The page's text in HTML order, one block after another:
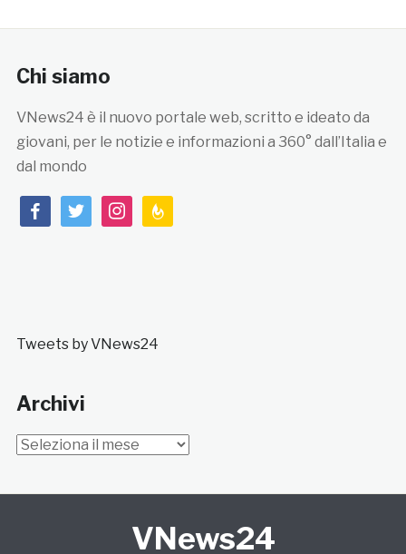
Chi siamo
VNews24 è il nuovo portale web, scritto e ideato da
giovani, per le notizie e informazioni a 360° dall’Italia e
dal mondo
facebooktwitterinstagramfeedburner
Tweets by VNews24
Archivi
Archivi
VNews24